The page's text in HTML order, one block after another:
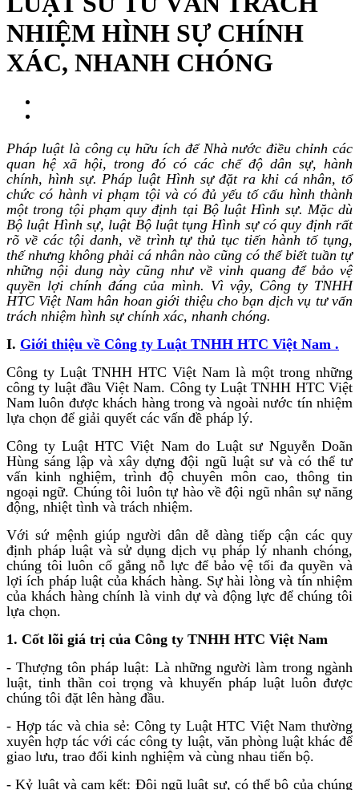
NHIỆM HÌNH SỰ CHÍNH
XÁC, NHANH CHÓNG
Pháp luật là công cụ hữu ích để Nhà nước điều chỉnh các
quan hệ xã hội, trong đó có các chế độ dân sự, hành
chính, hình sự. Pháp luật Hình sự đặt ra khi cá nhân, tổ
chức có hành vi phạm tội và có đủ yếu tố cấu hình thành
một trong tội phạm quy định tại Bộ luật Hình sự. Mặc dù
Bộ luật Hình sự, luật Bộ luật tụng Hình sự có quy định rất
rõ về các tội danh, về trình tự thủ tục tiến hành tố tụng,
thế nhưng không phải cá nhân nào cũng có thể biết tuần tự
những nội dung này cũng như về vinh quang để bảo vệ
quyền lợi chính đáng của mình. Vì vậy, Công ty TNHH
HTC Việt Nam hân hoan giới thiệu cho bạn dịch vụ tư vấn
trách nhiệm hình sự chính xác, nhanh chóng.
I. Giới thiệu về Công ty Luật TNHH HTC Việt Nam .
Công ty Luật TNHH HTC Việt Nam là một trong những
công ty luật đầu Việt Nam. Công ty Luật TNHH HTC Việt
Nam luôn được khách hàng trong và ngoài nước tín nhiệm
lựa chọn để giải quyết các vấn đề pháp lý.
Công ty Luật HTC Việt Nam do Luật sư Nguyễn Doãn
Hùng sáng lập và xây dựng đội ngũ luật sư và có thể tư
vấn kinh nghiệm, trình độ chuyên môn cao, thông tin
ngoại ngữ. Chúng tôi luôn tự hào về đội ngũ nhân sự năng
động, nhiệt tình và trách nhiệm.
Với sứ mệnh giúp người dân dễ dàng tiếp cận các quy
định pháp luật và sử dụng dịch vụ pháp lý nhanh chóng,
chúng tôi luôn cố gắng nỗ lực để bảo vệ tối đa quyền và
lợi ích pháp luật của khách hàng. Sự hài lòng và tín nhiệm
của khách hàng chính là vinh dự và động lực để chúng tôi
lựa chọn.
1. Cốt lõi giá trị của Công ty TNHH HTC Việt Nam
- Thượng tôn pháp luật: Là những người làm trong ngành
luật, tinh thần coi trọng và khuyến pháp luật luôn được
chúng tôi đặt lên hàng đầu.
- Hợp tác và chia sẻ: Công ty Luật HTC Việt Nam thường
xuyên hợp tác với các công ty luật, văn phòng luật khác để
giao lưu, trao đổi kinh nghiệm và cùng nhau tiến bộ.
- Kỷ luật và cam kết: Đội ngũ luật sư, có thể bộ của chúng